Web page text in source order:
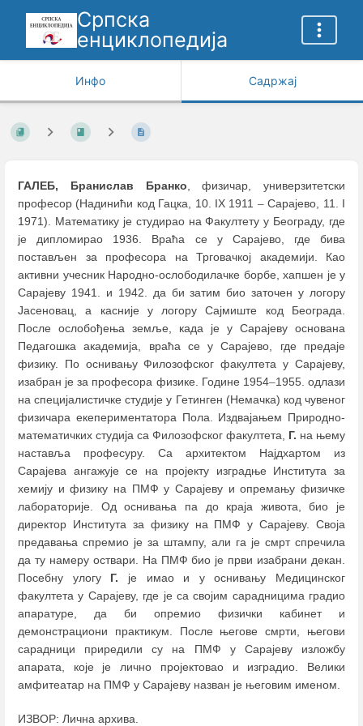
Српска
енциклопедија
Инфо Садржај
ГАЛЕБ, Бранислав Бранко, физичар, универзитетски
професор (Надинићи код Гацка, 10. IX 1911 –Сарајево, 11. I
1971). Математику је студирао на Факултету у Београду, где
је дипломирао 1936. Враћа се у Сарајево, где бива
постављен за професора на Трговачкој академији. Као
активни учесник Народно-ослободилачке борбе, хапшен је у
Сарајеву 1941. и 1942. да би затим био заточен у логору
Јасеновац, а касније у логору Сајмиште код Београда.
После ослобођења земље, када је у Сарајеву основана
Педагошка академија, враћа се у Сарајево, где предаје
физику. По оснивању Филозофског факултета у Сарајеву,
изабран је за професора физике. Године 1954–1955. одлази
на специјалистичке студије у Гетинген (Немачка) код чувеног
физичара екепериментатора Пола. Издвајањем Природно-
математичких студија са Филозофског факултета, Г. на њему
наставља професуру. Са архитектом Најдхартом из
Сарајева ангажује се на пројекту изградње Института за
хемију и физику на ПМФ у Сарајеву и опремању физичке
лабораторије. Од оснивања па до краја живота, био је
директор Института за физику на ПМФ у Сарајеву. Своја
предавања спремио је за штампу, али га је смрт спречила
да ту намеру оствари. На ПМФ био је први изабрани декан.
Посебну улогу Г. је имао и у оснивању Медицинског
факултета у Сарајеву, где је са својим сарадницима градио
апаратуре, да би опремио физички кабинет и
демонстрациони практикум. После његове смрти, његови
сарадници приредили су на ПМФ у Сарајеву изложбу
апарата, које је лично пројектовао и изградио. Велики
амфитеатар на ПМФ у Сарајеву назван је његовим именом.
ИЗВОР: Лична архива.